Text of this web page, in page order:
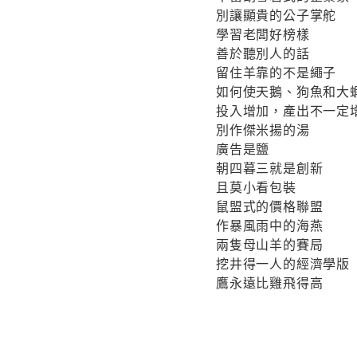
別讓顯貴的公子掌舵
學習老闆好榜樣
善於聽別人的話
留住羊靠的不是繩子
如何使天鵝、狗魚和大
投入增加，產出不一定
別作傑米揚的湯
廣告是鹽
朝四暮三就是創新
且莫小看包裝
鼠盟式的價格聯盟
作暴風雨中的海燕
兩隻母山羊的賽局
挖井得一人的經濟學版
鷹永遠比雞飛得高